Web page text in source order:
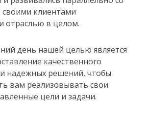
своими клиентами
и отраслью в целом.
день нашей целью является
качественного
и надежных решений, чтобы
вам реализовывать свои
цели и задачи.